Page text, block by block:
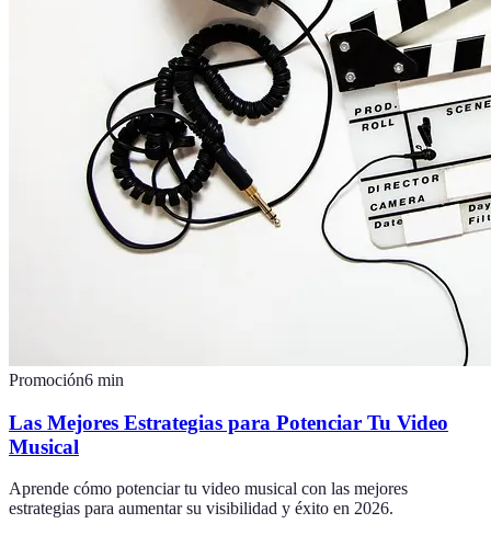
Promoción6 min
Las Mejores Estrategias para Potenciar Tu Video
Musical
Aprende cómo potenciar tu video musical con las mejores
estrategias para aumentar su visibilidad y éxito en 2026.